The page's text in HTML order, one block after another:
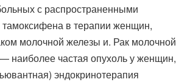
с распространенными
в терапии женщин,
молочной железы и. Рак молочной
частая опухоль у женщин,
эндокринотерапия